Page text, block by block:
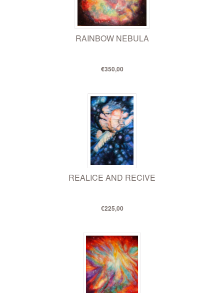
RAINBOW NEBULA
€350,00
REALICE AND RECIVE
€225,00